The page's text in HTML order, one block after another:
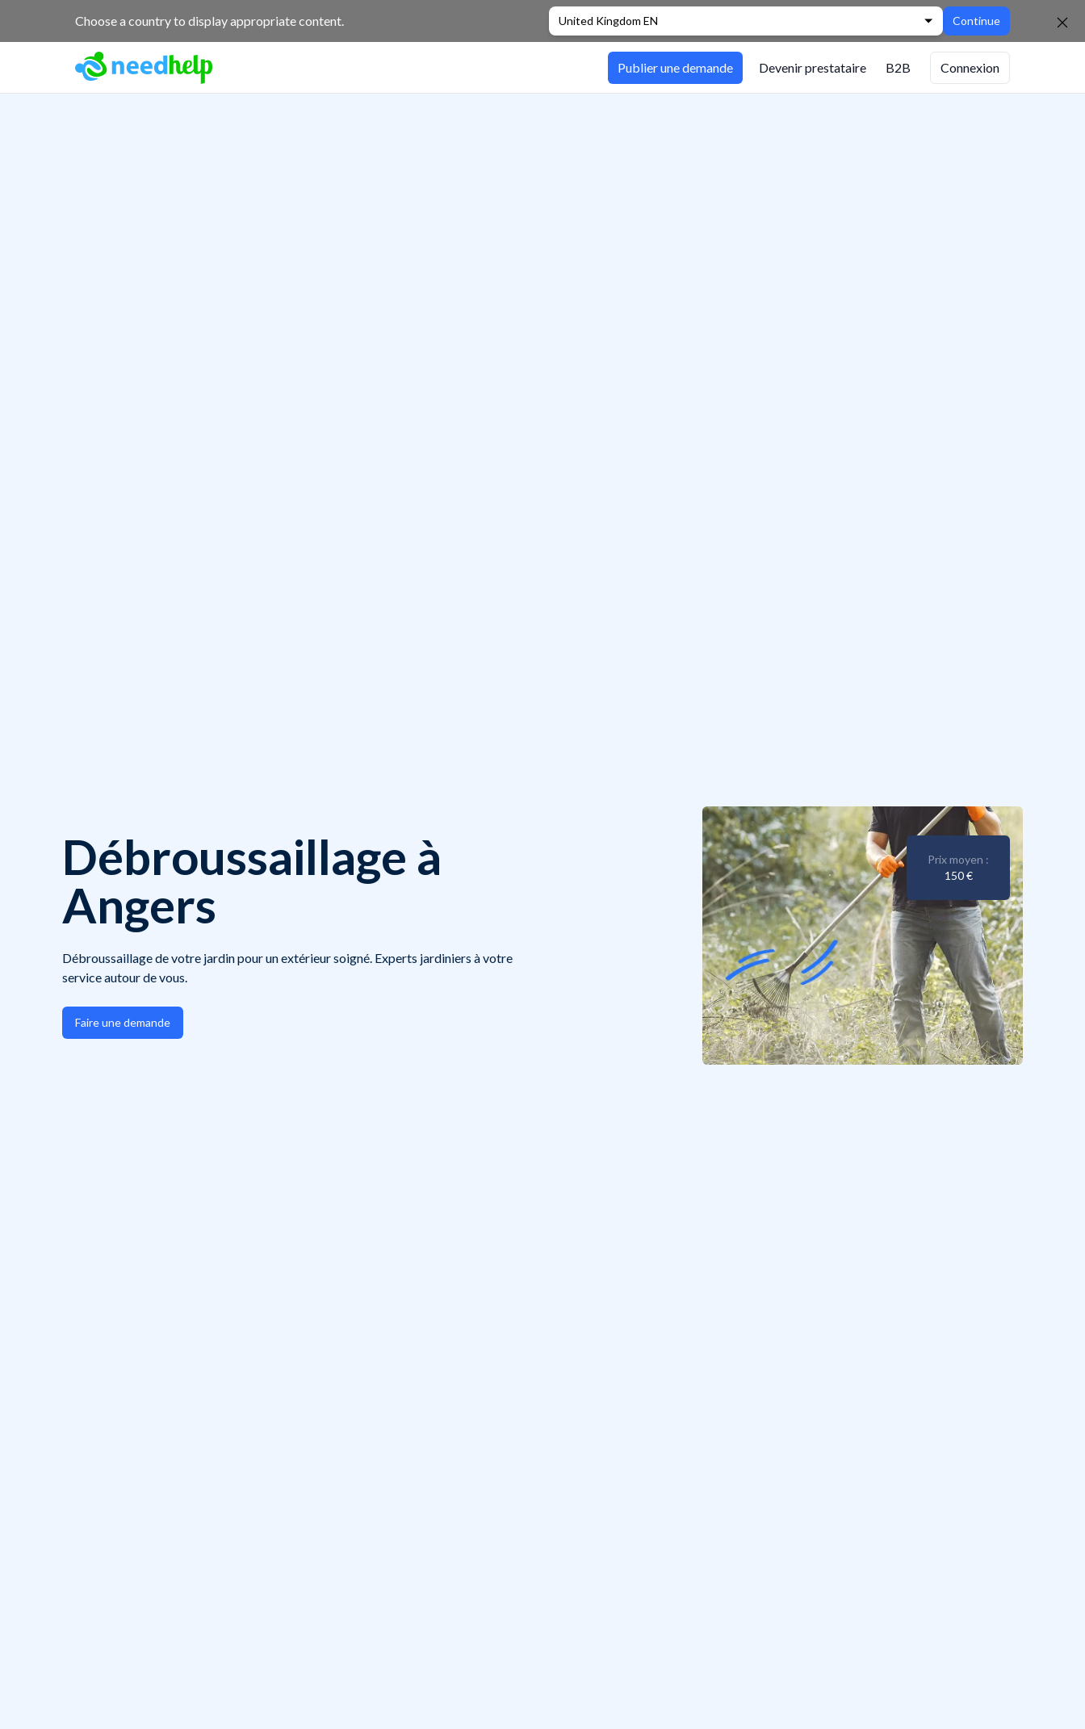
Choose a country to display appropriate content. United Kingdom EN Continue
Publier une demande Devenir prestataire B2B Connexion
Débroussaillage à
Angers
Débroussaillage de votre jardin pour un extérieur soigné. Experts jardiniers à votre
service autour de vous.
Faire une demande
Prix moyen :
150 €